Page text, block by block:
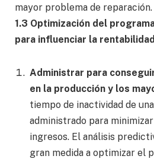
mayor problema de reparación.
1.3 Optimización del
para influenciar la rentabilidad
Administrar para
en la producción y los
tiempo de inactividad de
administrado para
ingresos. El análisis
gran medida a optimizar el